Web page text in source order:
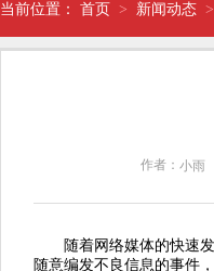
当前位置： 首页 > 新闻动态 >
作者： 小雨
随着网络媒体的快速发
随意编发不良信息的事件